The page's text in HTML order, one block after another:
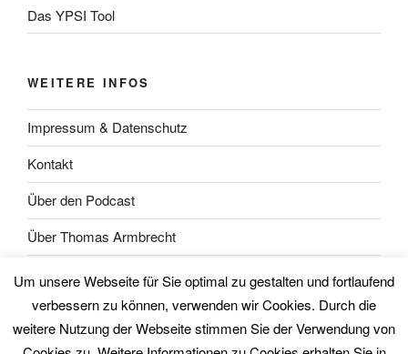
Das YPSI Tool
WEITERE INFOS
Impressum & Datenschutz
Kontakt
Über den Podcast
Über Thomas Armbrecht
Über Wolfgang Unsöld
Um unsere Webseite für Sie optimal zu gestalten und fortlaufend
verbessern zu können, verwenden wir Cookies. Durch die
weitere Nutzung der Webseite stimmen Sie der Verwendung von